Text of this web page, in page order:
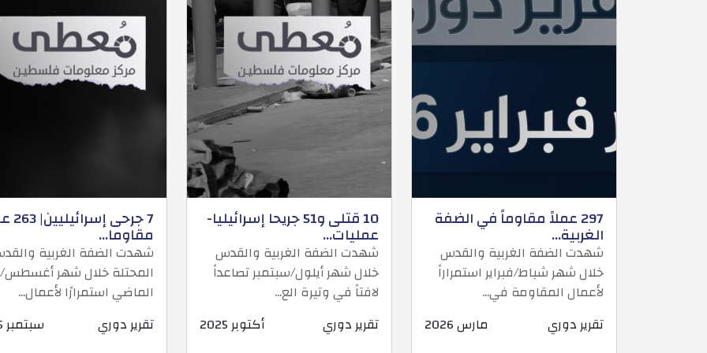
297 عملاً مقاوماً في الضفة
الغربية...
شهدت الضفة الغربية والقدس
خلال شهر شباط/فبراير استمراراً
لأعمال المقاومة في...
تقرير دوري
مارس 2026
10 قتلى و51 جريحا إسرائيليا-
عمليات...
شهدت الضفة الغربية والقدس
خلال شهر أيلول/سبتمبر تصاعداً
لافتاً في وتيرة الع...
تقرير دوري
أكتوبر 2025
7
مقاوما...
شهدت الضفة الغربية
المحتلة خلال شهر
الماضي استمرارًا لأعمال...
تقرير دوري
سبتمبر 2025